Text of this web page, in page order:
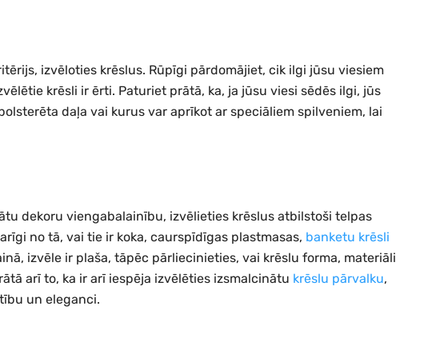
izvēloties krēslus. Rūpīgi pārdomājiet, cik ilgi jūsu viesiem
krēsli ir ērti. Paturiet prātā, ka, ja jūsu viesi sēdēs ilgi, jūs
daļa vai kurus var aprīkot ar speciāliem spilveniem, lai
dekoru viengabalainību, izvēlieties krēslus atbilstoši telpas
no tā, vai tie ir koka, caurspīdīgas plastmasas, banketu krēsli
izvēle ir plaša, tāpēc pārliecinieties, vai krēslu forma, materiāli
arī to, ka ir arī iespēja izvēlēties izsmalcinātu krēslu pārvalku,
un eleganci.